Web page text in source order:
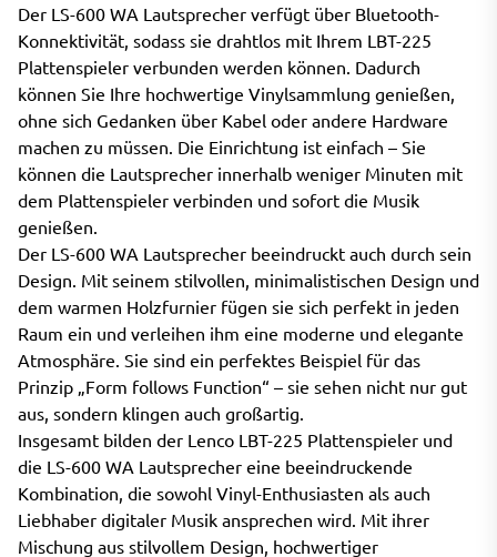
Der LS-600 WA Lautsprecher verfügt über Bluetooth-
Konnektivität, sodass sie drahtlos mit Ihrem LBT-225
Plattenspieler verbunden werden können. Dadurch
können Sie Ihre hochwertige Vinylsammlung genießen,
ohne sich Gedanken über Kabel oder andere Hardware
machen zu müssen. Die Einrichtung ist einfach – Sie
können die Lautsprecher innerhalb weniger Minuten mit
dem Plattenspieler verbinden und sofort die Musik
genießen.
Der LS-600 WA Lautsprecher beeindruckt auch durch sein
Design. Mit seinem stilvollen, minimalistischen Design und
dem warmen Holzfurnier fügen sie sich perfekt in jeden
Raum ein und verleihen ihm eine moderne und elegante
Atmosphäre. Sie sind ein perfektes Beispiel für das
Prinzip „Form follows Function“ – sie sehen nicht nur gut
aus, sondern klingen auch großartig.
Insgesamt bilden der Lenco LBT-225 Plattenspieler und
die LS-600 WA Lautsprecher eine beeindruckende
Kombination, die sowohl Vinyl-Enthusiasten als auch
Liebhaber digitaler Musik ansprechen wird. Mit ihrer
Mischung aus stilvollem Design, hochwertiger